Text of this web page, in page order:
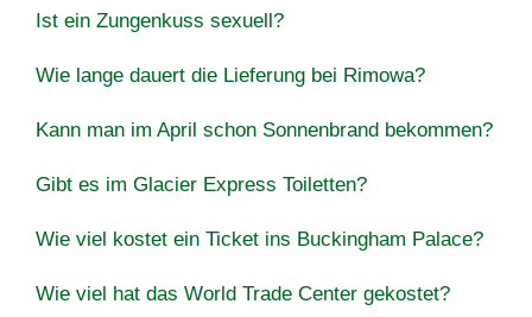
Ist ein Zungenkuss sexuell?
Wie lange dauert die Lieferung bei Rimowa?
Kann man im April schon Sonnenbrand bekommen?
Gibt es im Glacier Express Toiletten?
Wie viel kostet ein Ticket ins Buckingham Palace?
Wie viel hat das World Trade Center gekostet?